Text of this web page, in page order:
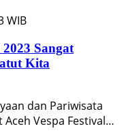
WIB
Sangat
Kita
dan Pariwisata
Vespa Festival…